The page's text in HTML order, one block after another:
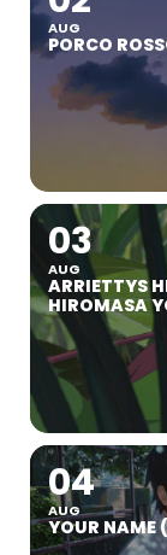
AUG
PORCO
03
AUG
ARRIETTYS
HIROMASA
04
AUG
YOUR NAME